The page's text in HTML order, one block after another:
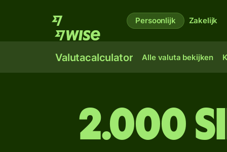
Persoonlijk Zakelijk
Valutacalculator Alle valuta bekijken
2.000